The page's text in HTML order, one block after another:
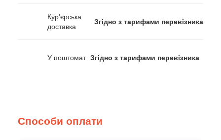
Кур'єрська
доставка
Згідно з тарифами перевізника
У поштомат Згідно з тарифами перевізника
Способи оплати